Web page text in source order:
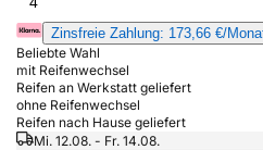
Zinsfreie Zahlung: 173,66 €/
Beliebte Wahl
mit Reifenwechsel
Reifen an Werkstatt geliefert
ohne Reifenwechsel
Reifen nach Hause geliefert
Mi. 12.08. - Fr. 14.08.